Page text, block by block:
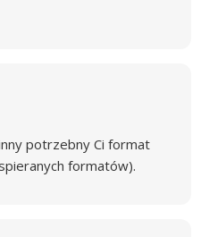
potrzebny Ci format
formatów).